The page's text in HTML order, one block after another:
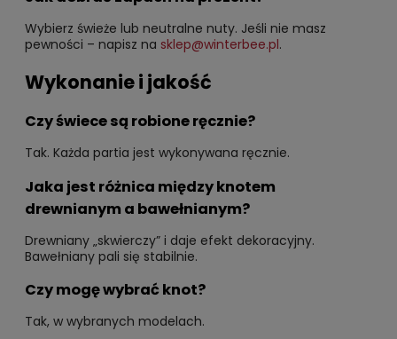
Wybierz świeże lub neutralne nuty. Jeśli nie masz
pewności – napisz na sklep@winterbee.pl.
Wykonanie i jakość
Czy świece są robione ręcznie?
Tak. Każda partia jest wykonywana ręcznie.
Jaka jest różnica między knotem
drewnianym a bawełnianym?
Drewniany „skwierczy” i daje efekt dekoracyjny.
Bawełniany pali się stabilnie.
Czy mogę wybrać knot?
Tak, w wybranych modelach.